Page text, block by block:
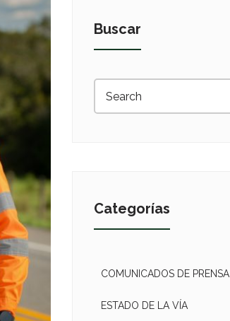
Buscar
Categorías
COMUNICADOS DE PRENSA
ESTADO DE LA VÍA